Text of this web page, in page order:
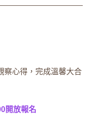
察心得，完成溫馨大合
開放報名